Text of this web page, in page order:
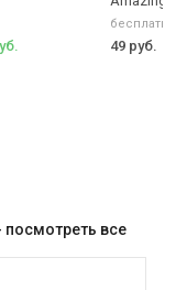
49 руб.
посмотреть все